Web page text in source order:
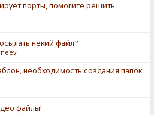
порты, помогите решить
некий файл?
необходимость создания папок
файлы!